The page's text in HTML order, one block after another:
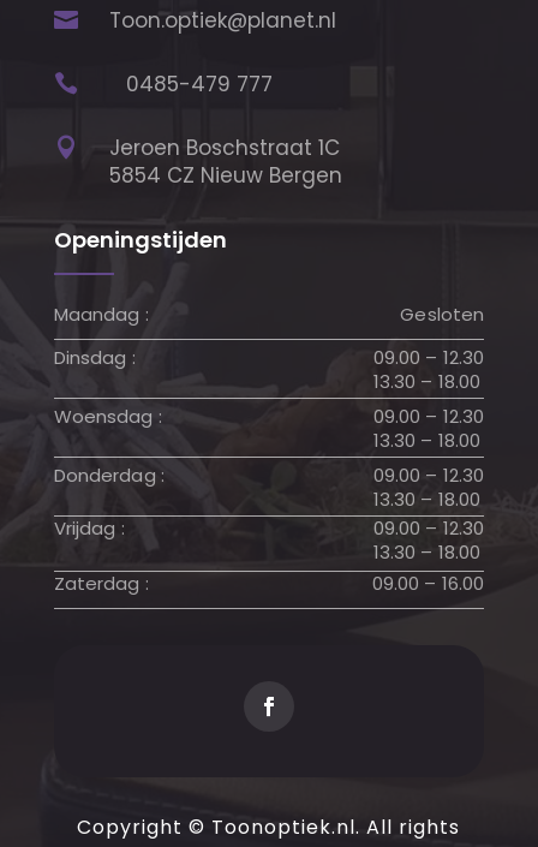
 Toon.optiek@planet.nl
 0485-479 777

Jeroen Boschstraat 1C
5854 CZ Nieuw Bergen
Openingstijden
Maandag :
Gesloten
Dinsdag :
09.00 – 12.30
13.30 – 18.00
Woensdag :
09.00 – 12.30
13.30 – 18.00
Donderdag :
09.00 – 12.30
13.30 – 18.00
Vrijdag :
09.00 – 12.30
13.30 – 18.00
Zaterdag :
09.00 – 16.00
Copyright © Toonoptiek.nl. All rights